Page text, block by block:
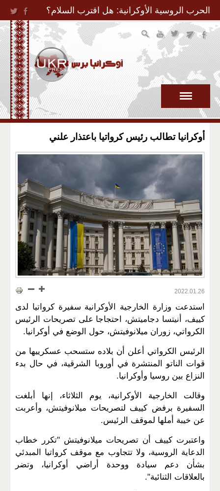
Jump to Navigation
الحرب الروسية الأوكرانية: هل اقترب السلام؟
أوكرانيا تطالب رئيس كرواتيا باعتذار علني
2022.01.26
استدعت وزارة الخارجية الأوكرانية سفيرة كرواتيا لدى
كييف، أنيتسا دجاميتش، احتجاجا على تصريحات الرئيس
الكرواتي، زوران ميلانوفيتش، حول الوضع في أوكرانيا.
الرئيس الكرواتي أعلن أن بلاده ستسحب عسكرييها من
قوات الناتو المنتشرة في أوروبا الشرقية، في حال بدء
النزاع بين روسيا وأوكرانيا.
وقالت الخارجية الأوكرانية، يوم الثلاثاء، إنها أبلغت
السفيرة برفض كييف لتصريحات ميلانوفيتش، وأعربت
عن خيبة أملها لموقف الرئيس.
واعتبرت كييف أن تصريحات ميلانوفيتش "تكرر خطاب
الدعاية الروسية، ولا تتجاوب مع موقف كرواتيا المبدئي
بشأن دعم سيادة ووحدة أراضي أوكرانيا، وتضر
بالعلاقات الثنائية".